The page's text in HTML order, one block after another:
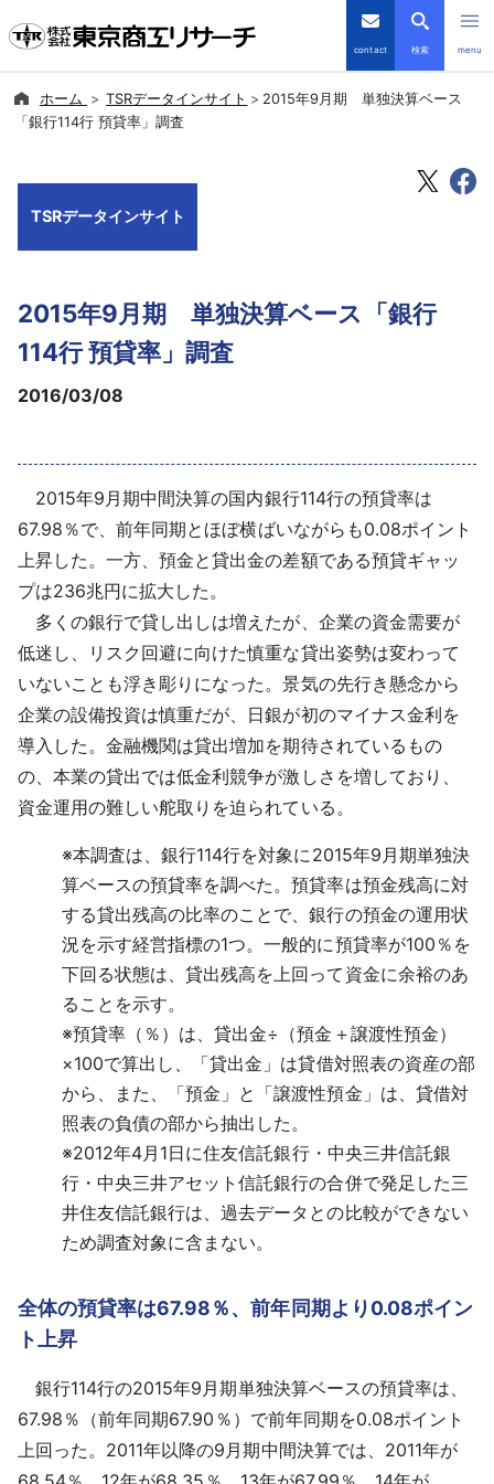
contact 検索 menu
倒産・注目企業情報
会社案内
導入事例
採用情報
English
ホーム TSRデータインサイト
2015年9月期 単独決算ベース
「銀行114行 預貸率」調査
TSRデータインサイト
2015年9月期 単独決算ベース「銀行
114行 預貸率」調査
2016/03/08
2015年9月期中間決算の国内銀行114行の預貸率は
67.98％で、前年同期とほぼ横ばいながらも0.08ポイント
上昇した。一方、預金と貸出金の差額である預貸ギャッ
プは236兆円に拡大した。
多くの銀行で貸し出しは増えたが、企業の資金需要が
低迷し、リスク回避に向けた慎重な貸出姿勢は変わって
いないことも浮き彫りになった。景気の先行き懸念から
企業の設備投資は慎重だが、日銀が初のマイナス金利を
導入した。金融機関は貸出増加を期待されているもの
の、本業の貸出では低金利競争が激しさを増しており、
資金運用の難しい舵取りを迫られている。
※本調査は、銀行114行を対象に2015年9月期単独決
算ベースの預貸率を調べた。預貸率は預金残高に対
する貸出残高の比率のことで、銀行の預金の運用状
況を示す経営指標の1つ。一般的に預貸率が100％を
下回る状態は、貸出残高を上回って資金に余裕のあ
ることを示す。
※預貸率（％）は、貸出金÷（預金＋譲渡性預金）
×100で算出し、「貸出金」は貸借対照表の資産の部
から、また、「預金」と「譲渡性預金」は、貸借対
照表の負債の部から抽出した。
※2012年4月1日に住友信託銀行・中央三井信託銀
行・中央三井アセット信託銀行の合併で発足した三
井住友信託銀行は、過去データとの比較ができない
ため調査対象に含まない。
全体の預貸率は67.98％、前年同期より0.08ポイン
ト上昇
銀行114行の2015年9月期単独決算ベースの預貸率は、
67.98％（前年同期67.90％）で前年同期を0.08ポイント
上回った。2011年以降の9月期中間決算では、2011年が